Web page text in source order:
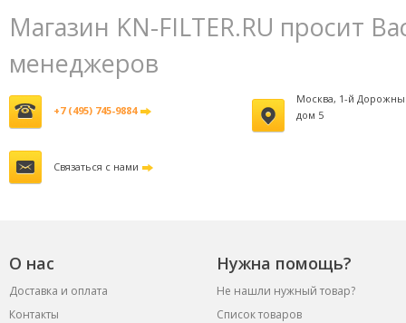
Магазин KN-FILTER.RU просит
менеджеров
+7 (495) 745-9884
Москва, 1-й
дом 5
Связаться с нами
О нас Нужна помощь?
Доставка и оплата
Не нашли нужный товар?
Контакты
Список товаров